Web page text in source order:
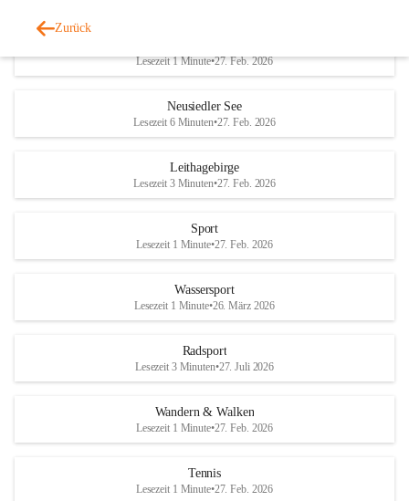
Zurück
Lesezeit 1 Minute•27. Feb. 2026
Neusiedler See
Lesezeit 6 Minuten•27. Feb. 2026
Leithagebirge
Lesezeit 3 Minuten•27. Feb. 2026
Sport
Lesezeit 1 Minute•27. Feb. 2026
Wassersport
Lesezeit 1 Minute•26. März 2026
Radsport
Lesezeit 3 Minuten•27. Juli 2026
Wandern & Walken
Lesezeit 1 Minute•27. Feb. 2026
Tennis
Lesezeit 1 Minute•27. Feb. 2026